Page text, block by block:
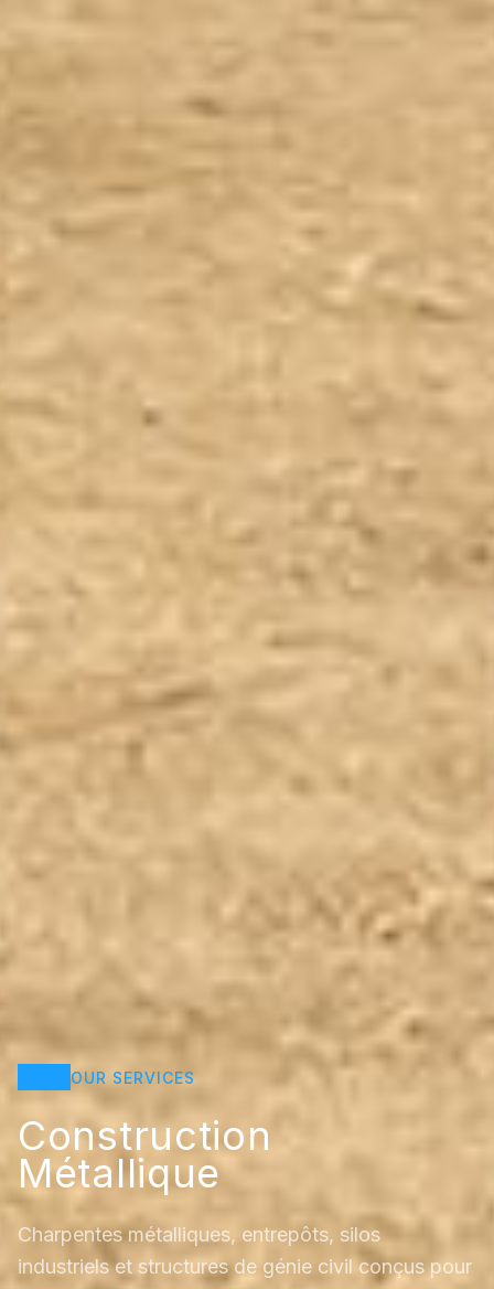
OUR SERVICES
Construction
Métallique
Charpentes métalliques, entrepôts, silos
industriels et structures de génie civil conçus pour